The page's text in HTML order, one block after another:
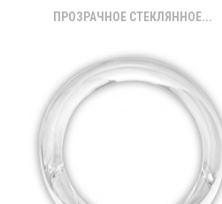
ПРОЗРАЧНОЕ СТЕКЛЯННОЕ...